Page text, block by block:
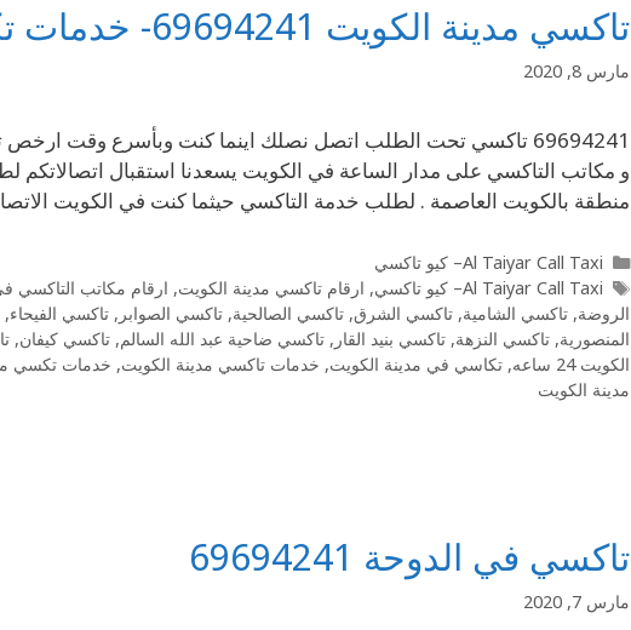
تاكسي مدينة الكويت 69694241- خدمات تكسي مدينة الكويت
مارس 8, 2020
69694241 تاكسي تحت الطلب اتصل نصلك اينما كنت وبأسرع
و مكاتب التاكسي على مدار الساعة في الكويت يسعدنا استقبال
منطقة بالكويت العاصمة . لطلب خدمة التاكسي حيثما كنت في الكويت الاتصال 69694241ارقام تاكسي
Al Taiyar Call Taxi– كيو تاكسي
Al Taiyar Call Taxi– كيو تاكسي
, ارقام تاكسي مدينة الكويت, ارقام مكاتب التاكسي
الروضة, تاكسي الشامية, تاكسي الشرق, تاكسي الصالحية, تاكسي الصوابر , تاكسي الفيحاء,
المنصورية, تاكسي النزهة, تاكسي بنيد القار , تاكسي ضاحية عبد الله السالم, تاكسي كيفان,
الكويت 24 ساعه
, تكاسي في مدينة الكويت, خدمات تاكسي مدينة الكويت, خدمات تكسي
مدينة الكويت
تاكسي في الدوحة 69694241
مارس 7, 2020